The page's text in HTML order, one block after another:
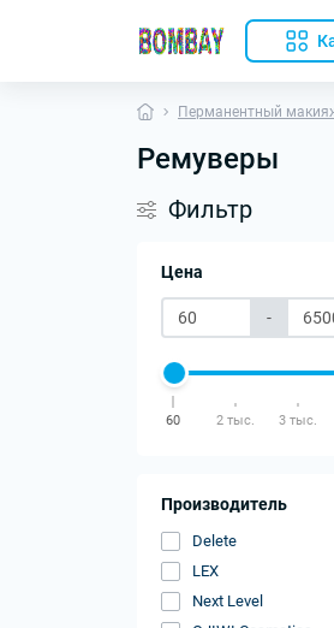
Перманентный
Ремуверы
Фильтр
Цена
-
60 2 тыс. 3 тыс.
Производитель
Delete
LEX
Next Level